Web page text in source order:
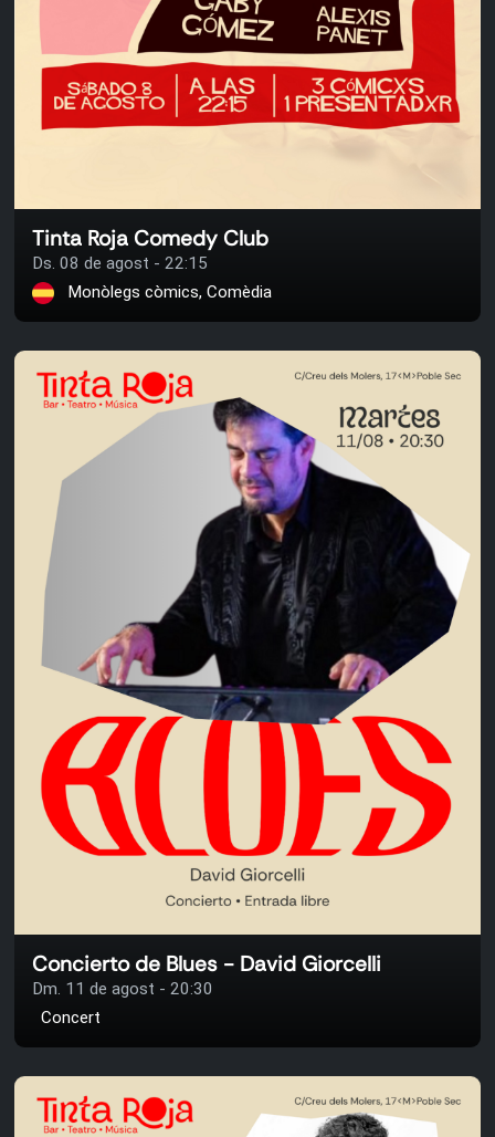
Tinta Roja Comedy Club
Ds. 08 de agost - 22:15
Monòlegs còmics, Comèdia
Concierto de Blues - David Giorcelli
Dm. 11 de agost - 20:30
Concert